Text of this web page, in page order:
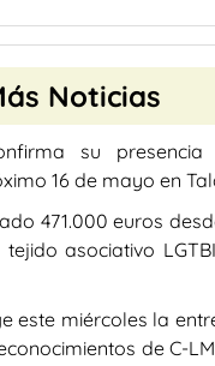
Noticias
su
16 de mayo en
471.000 euros
asociativo
este miércoles la
de C-